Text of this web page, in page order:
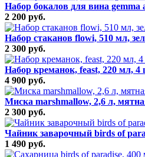
Набор бокалов для вина gemma
2 200 руб.
Набор стаканов flowi, 510 мл,
2 300 руб.
Набор креманок, feast, 220 мл, 4
4 900 руб.
Миска marshmallow, 2,6 л,
2 300 руб.
Чайник заварочный birds of
1 490 руб.